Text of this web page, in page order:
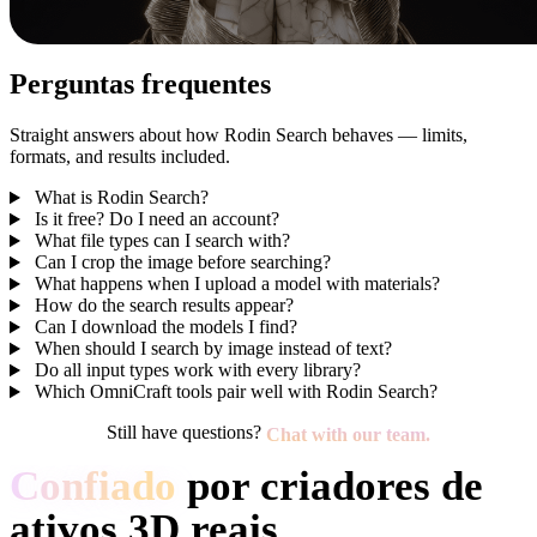
Perguntas frequentes
Straight answers about how Rodin Search behaves — limits,
formats, and results included.
What is Rodin Search?
Is it free? Do I need an account?
What file types can I search with?
Can I crop the image before searching?
What happens when I upload a model with materials?
How do the search results appear?
Can I download the models I find?
When should I search by image instead of text?
Do all input types work with every library?
Which OmniCraft tools pair well with Rodin Search?
Still have questions? Chat with our team.
Confiado por criadores de